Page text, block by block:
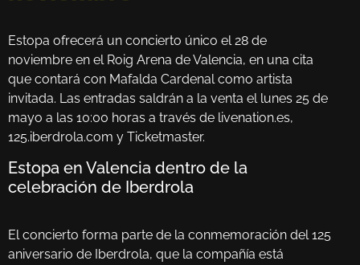
Estopa ofrecerá un concierto único el 28 de
noviembre en el Roig Arena de Valencia, en una cita
que contará con Mafalda Cardenal como artista
invitada. Las entradas saldrán a la venta el lunes 25 de
mayo a las 10:00 horas a través de livenation.es,
125.iberdrola.com y Ticketmaster.
Estopa en Valencia dentro de la
celebración de Iberdrola
El concierto forma parte de la conmemoración del 125
aniversario de Iberdrola, que la compañía está